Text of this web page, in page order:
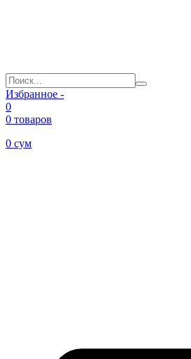
Избранное -
0
0 товаров
0 сум